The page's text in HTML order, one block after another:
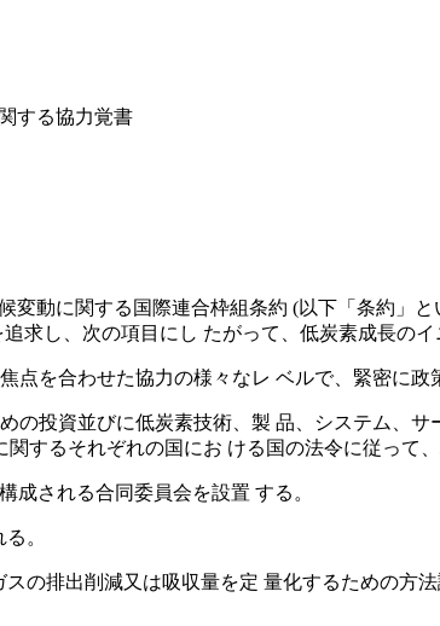
する協力覚書
変動に関する国際連合枠組条約 (以下「条約」
求し、次の項目にし たがって、低炭素成長のイ
点を合わせた協力の様々なレ ベルで、緊密に政
の投資並びに低炭素技術、製 品、システム、
するそれぞれの国にお ける国の法令に従って、
成される合同委員会を設置 する。
。
の排出削減又は吸収量を定 量化するための方